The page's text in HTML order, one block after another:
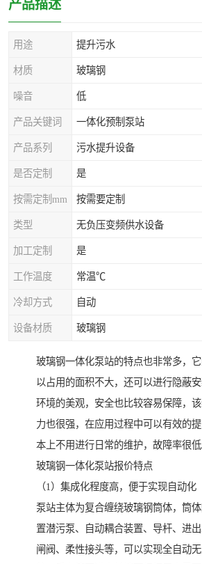
产品描述
用途 提升污水
材质 玻璃钢
噪音 低
产品关键词 一体化预制泵站
产品系列 污水提升设备
是否定制 是
按需定制mm 按需要定制
类型 无负压变频供水设备
加工定制 是
工作温度 常温℃
冷却方式 自动
设备材质 玻璃钢
玻璃钢一体化泵站的特点也非常多，
以占用的面积不大，还可以进行隐蔽
环境的美观，安全也比较容易保障，
力也很强，在应用过程中可以有效的
本上不用进行日常的维护，故障率很低
玻璃钢一体化泵站报价特点
（1）集成化程度高，便于实现自动化
泵站主体为复合缠绕玻璃钢筒体，筒
置潜污泵、自动耦合装置、导杆、进出
闸阀、柔性接头等，可以实现全自动